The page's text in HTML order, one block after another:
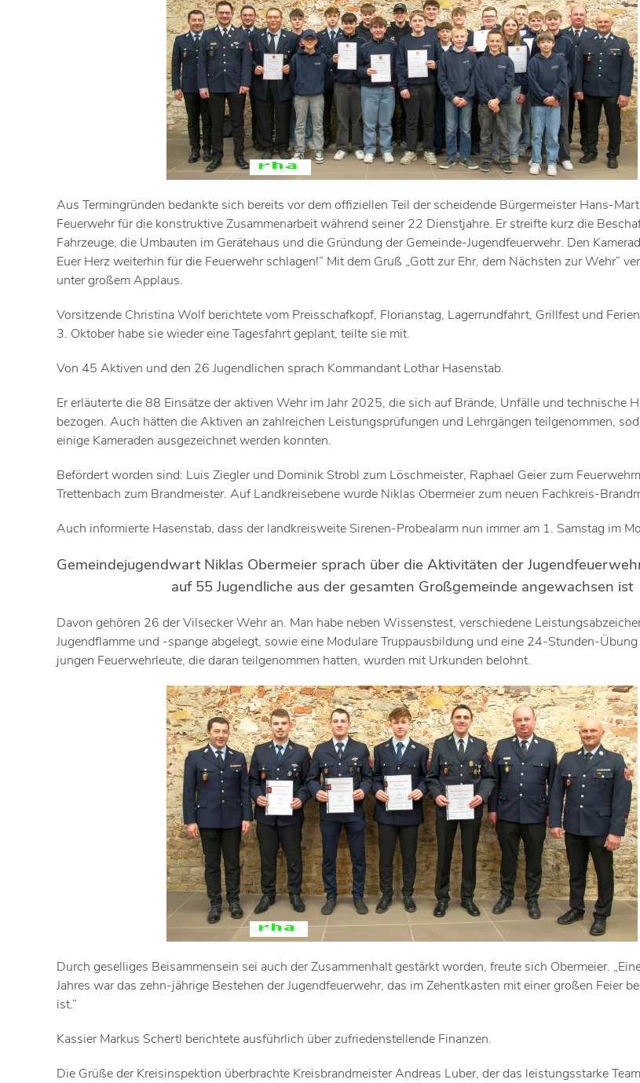
Aus Termingründen bedankte sich bereits vor dem offiziellen Teil der scheidende Bürgermeister Hans-
Feuerwehr für die konstruktive Zusammenarbeit während seiner 22 Dienstjahre. Er streifte kurz die
Fahrzeuge, die Umbauten im Gerätehaus und die Gründung der Gemeinde-Jugendfeuerwehr. Den
Euer Herz weiterhin für die Feuerwehr schlagen!“ Mit dem Gruß „Gott zur Ehr, dem Nächsten zur Wehr“
unter großem Applaus.
Vorsitzende Christina Wolf berichtete vom Preisschafkopf, Florianstag, Lagerrundfahrt, Grillfest und
3. Oktober habe sie wieder eine Tagesfahrt geplant, teilte sie mit.
Von 45 Aktiven und den 26 Jugendlichen sprach Kommandant Lothar Hasenstab.
Er erläuterte die 88 Einsätze der aktiven Wehr im Jahr 2025, die sich auf Brände, Unfälle und technische
bezogen. Auch hätten die Aktiven an zahlreichen Leistungsprüfungen und Lehrgängen teilgenommen,
einige Kameraden ausgezeichnet werden konnten.
Befördert worden sind: Luis Ziegler und Dominik Strobl zum Löschmeister, Raphael Geier zum
Trettenbach zum Brandmeister. Auf Landkreisebene wurde Niklas Obermeier zum neuen Fachkreis-
Auch informierte Hasenstab, dass der landkreisweite Sirenen-Probealarm nun immer am 1. Samstag im
Gemeindejugendwart Niklas Obermeier sprach über die Aktivitäten der
auf 55 Jugendliche aus der gesamten Großgemeinde angewachsen ist
Davon gehören 26 der Vilsecker Wehr an. Man habe neben Wissenstest, verschiedene
Jugendflamme und -spange abgelegt, sowie eine Modulare Truppausbildung und eine 24-Stunden-
jungen Feuerwehrleute, die daran teilgenommen hatten, wurden mit Urkunden belohnt.
Durch geselliges Beisammensein sei auch der Zusammenhalt gestärkt worden, freute sich Obermeier.
Jahres war das zehn-jährige Bestehen der Jugendfeuerwehr, das im Zehentkasten mit einer großen Feier
ist.“
Kassier Markus Schertl berichtete ausführlich über zufriedenstellende Finanzen.
Die Grüße der Kreisinspektion überbrachte Kreisbrandmeister Andreas Luber, der das leistungsstarke